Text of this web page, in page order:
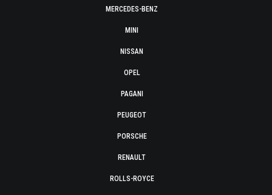
MERCEDES-BENZ
MINI
NISSAN
OPEL
PAGANI
PEUGEOT
PORSCHE
RENAULT
ROLLS-ROYCE